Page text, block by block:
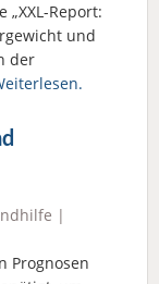
Report:
und
der
|
Prognosen